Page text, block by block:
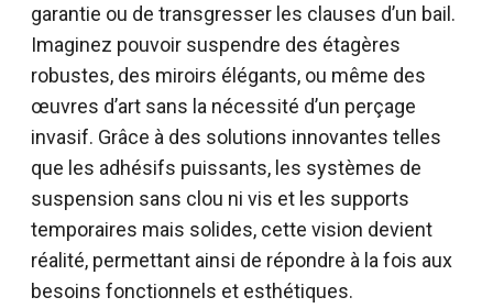
garantie ou de transgresser les clauses d’un bail.
Imaginez pouvoir suspendre des étagères
robustes, des miroirs élégants, ou même des
œuvres d’art sans la nécessité d’un perçage
invasif. Grâce à des solutions innovantes telles
que les adhésifs puissants, les systèmes de
suspension sans clou ni vis et les supports
temporaires mais solides, cette vision devient
réalité, permettant ainsi de répondre à la fois aux
besoins fonctionnels et esthétiques.